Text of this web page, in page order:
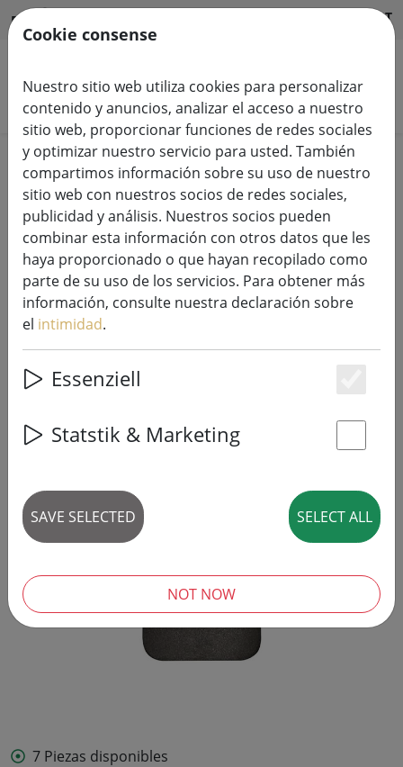
ES HILFE & SUPPORT
Buscar productos
Home Velas LED
Mando a distancia Homeart Deluxe
para velas LED negro
7 Piezas disponibles
Cookie consense
Nuestro sitio web utiliza cookies para personalizar
contenido y anuncios, analizar el acceso a nuestro
sitio web, proporcionar funciones de redes sociales
y optimizar nuestro servicio para usted. También
compartimos información sobre su uso de nuestro
sitio web con nuestros socios de redes sociales,
publicidad y análisis. Nuestros socios pueden
combinar esta información con otros datos que les
haya proporcionado o que hayan recopilado como
parte de su uso de los servicios. Para obtener más
información, consulte nuestra declaración sobre
el intimidad.
Essenziell
Statstik & Marketing
SAVE SELECTED SELECT ALL
NOT NOW